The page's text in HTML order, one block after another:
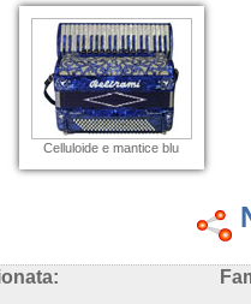
Celluloide e mantice blu